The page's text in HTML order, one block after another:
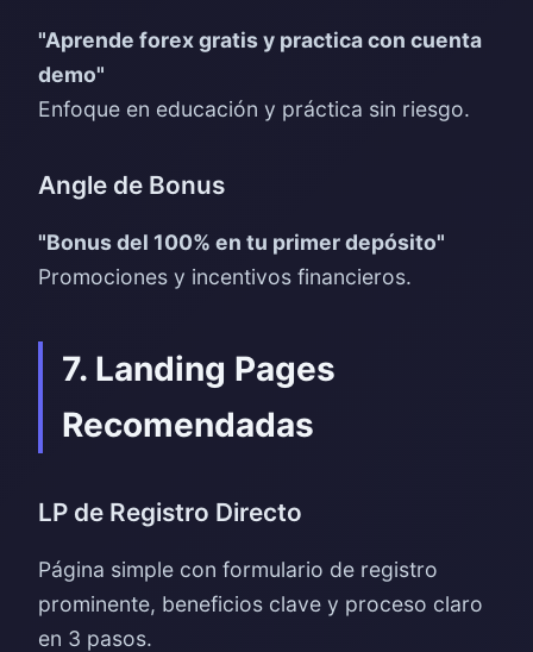
"Aprende forex gratis y practica con cuenta
demo"
Enfoque en educación y práctica sin riesgo.
Angle de Bonus
"Bonus del 100% en tu primer depósito"
Promociones y incentivos financieros.
7. Landing Pages
Recomendadas
LP de Registro Directo
Página simple con formulario de registro
prominente, beneficios clave y proceso claro
en 3 pasos.